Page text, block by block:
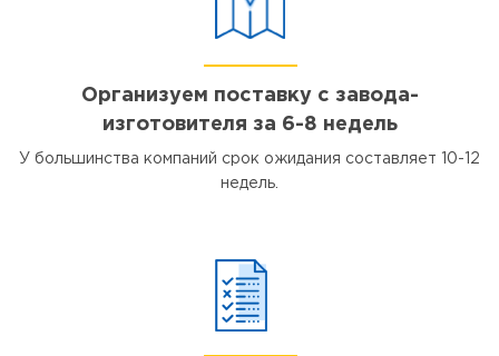
Организуем поставку с завода-
изготовителя за 6-8 недель
У большинства компаний срок ожидания составляет 10-12
недель.